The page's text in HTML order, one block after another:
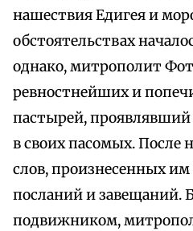
нашествия Едигея и
обстоятельствах
однако, митрополит
ревностнейших и
пастырей, проявлявший
в своих пасомых. После
слов, произнесенных им
посланий и завещаний.
подвижником,